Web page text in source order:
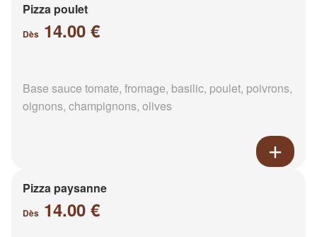
Pizza poulet
Dès 14.00 €
Base sauce tomate, fromage, basilic, poulet, poivrons,
oignons, champignons, olives
Pizza paysanne
Dès 14.00 €